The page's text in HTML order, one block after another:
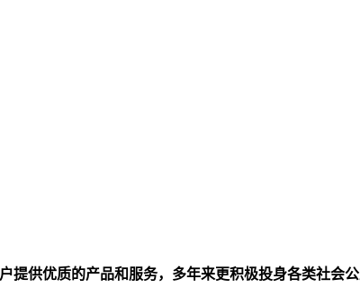
提供优质的产品和服务，多年来更积极投身各类社会